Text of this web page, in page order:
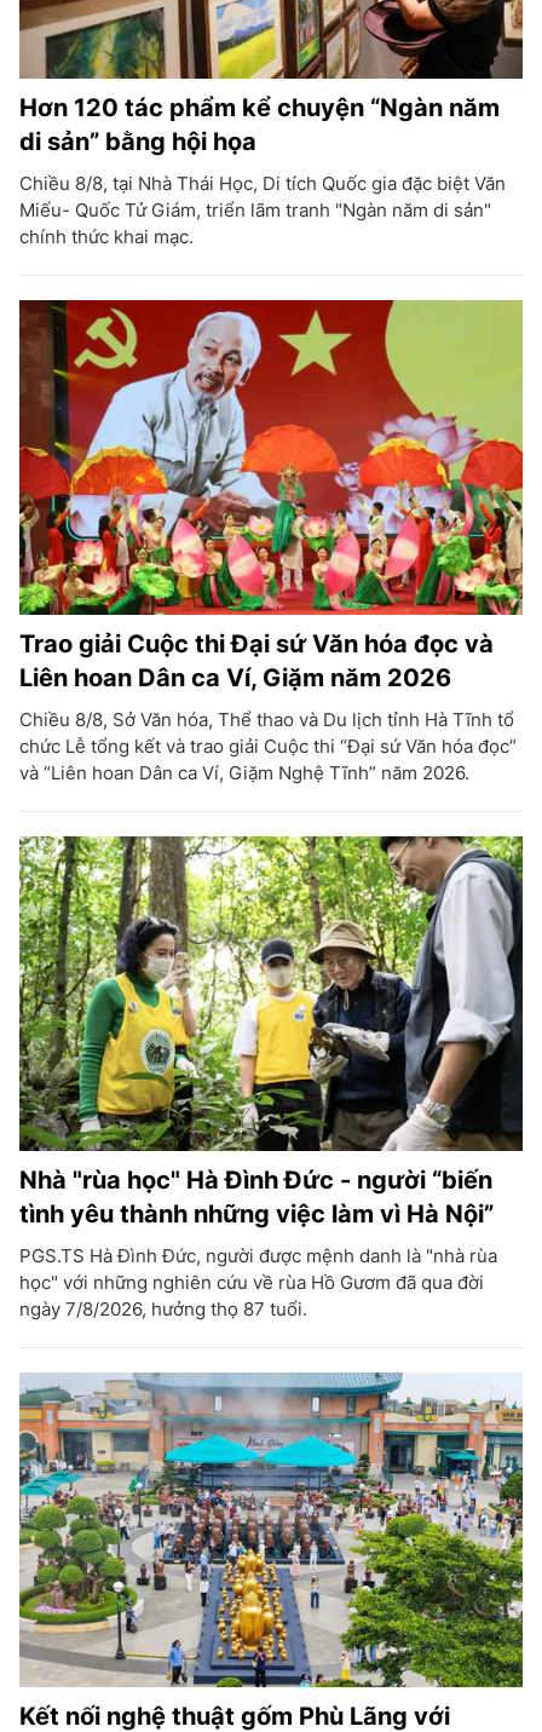
Hơn 120 tác phẩm kể chuyện “Ngàn năm
di sản” bằng hội họa
Chiều 8/8, tại Nhà Thái Học, Di tích Quốc gia đặc biệt Văn
Miếu- Quốc Tử Giám, triển lãm tranh "Ngàn năm di sản"
chính thức khai mạc.
Trao giải Cuộc thi Đại sứ Văn hóa đọc và
Liên hoan Dân ca Ví, Giặm năm 2026
Chiều 8/8, Sở Văn hóa, Thể thao và Du lịch tỉnh Hà Tĩnh tổ
chức Lễ tổng kết và trao giải Cuộc thi “Đại sứ Văn hóa đọc”
và “Liên hoan Dân ca Ví, Giặm Nghệ Tĩnh” năm 2026.
Nhà "rùa học" Hà Đình Đức - người “biến
tình yêu thành những việc làm vì Hà Nội”
PGS.TS Hà Đình Đức, người được mệnh danh là "nhà rùa
học" với những nghiên cứu về rùa Hồ Gươm đã qua đời
ngày 7/8/2026, hưởng thọ 87 tuổi.
Kết nối nghệ thuật gốm Phù Lãng với